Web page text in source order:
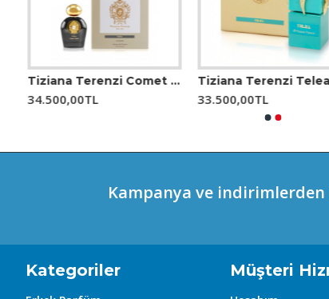
### Şişe Tasarımı
Gumin, Tiziana Terenzi’nin lüks estetiğini
tamamlar.
Tiziana Terenzi Comet Halley 100 ml Unisex Parfüm
34.500,00TL 33.500,00TL
Kampanya ve
Kategoriler Müşteri